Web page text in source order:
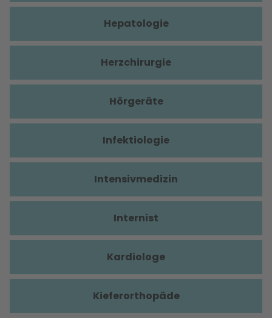
Hepatologie
Herzchirurgie
Hörgeräte
Infektiologie
Intensivmedizin
Internist
Kardiologe
Kieferorthopäde